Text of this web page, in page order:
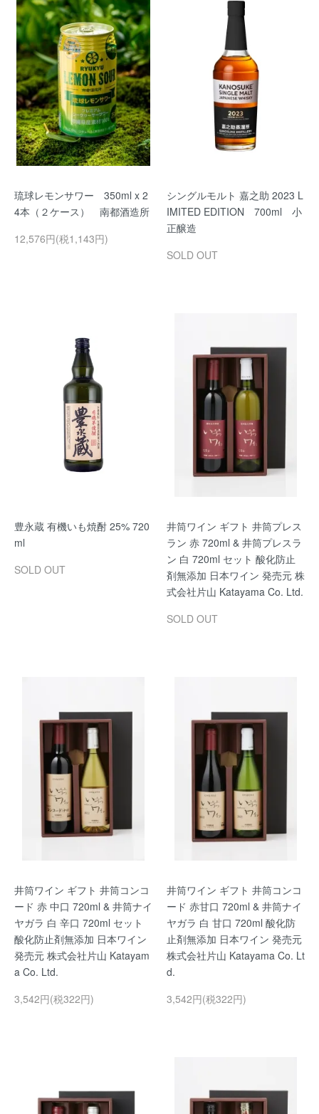
琉球レモンサワー 350ml x 2
4本（２ケース） 南都酒造所
12,576円(税1,143円)
シングルモルト 嘉之助 2023 L
IMITED EDITION 700ml 小
正醸造
SOLD OUT
豊永蔵 有機いも焼酎 25% 720
ml
SOLD OUT
井筒ワイン ギフト 井筒プレス
ラン 赤 720ml & 井筒プレスラ
ン 白 720ml セット 酸化防止
剤無添加 日本ワイン 発売元 株
式会社片山 Katayama Co. Ltd.
SOLD OUT
井筒ワイン ギフト 井筒コンコ
ード 赤 中口 720ml & 井筒ナイ
ヤガラ 白 辛口 720ml セット
酸化防止剤無添加 日本ワイン
発売元 株式会社片山 Katayam
a Co. Ltd.
3,542円(税322円)
井筒ワイン ギフト 井筒コンコ
ード 赤甘口 720ml & 井筒ナイ
ヤガラ 白 甘口 720ml 酸化防
止剤無添加 日本ワイン 発売元
株式会社片山 Katayama Co. Lt
d.
3,542円(税322円)